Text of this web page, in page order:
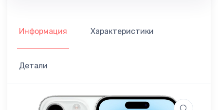
Информация Характеристики
Детали